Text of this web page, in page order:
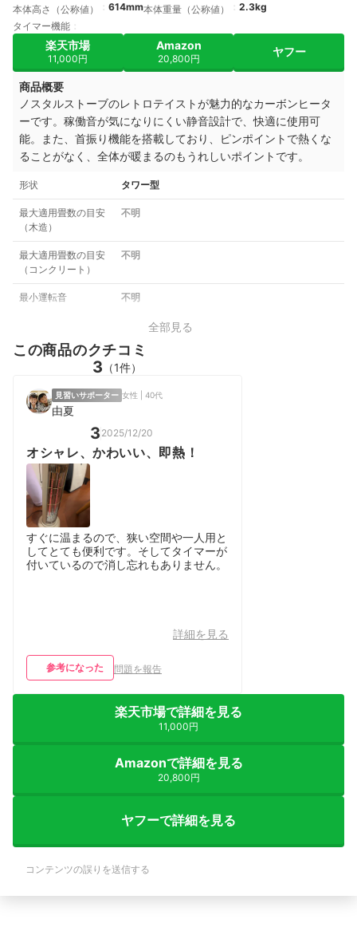
本体高さ（公称値）
614mm本体重量（公称値）
2.3kg
タイマー機能
楽天市場
11,000円
Amazon
20,800円
ヤフー
商品概要
ノスタルストーブのレトロテイストが魅力的なカーボンヒータ
ーです。稼働音が気になりにくい静音設計で、快適に使用可
能。また、首振り機能を搭載しており、ピンポイントで熱くな
ることがなく、全体が暖まるのもうれしいポイントです。
形状 タワー型
最大適用畳数の目安
（木造）
不明
最大適用畳数の目安
（コンクリート）
不明
最小運転音 不明
全部見る
この商品のクチコミ
3 （1件）
見習いサポーター 女性 | 40代
由夏
3 2025/12/20
オシャレ、かわいい、即熱！
すぐに温まるので、狭い空間や一人用と
してとても便利です。そしてタイマーが
付いているので消し忘れもありません。
詳細を見る
参考になった 問題を報告
楽天市場で詳細を見る
11,000円
Amazonで詳細を見る
20,800円
ヤフーで詳細を見る
コンテンツの誤りを送信する